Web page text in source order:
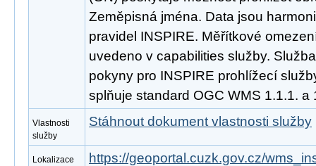
Zeměpisná jména. Data jsou
pravidel INSPIRE. Měřítkové
uvedeno v capabilities služby.
pokyny pro INSPIRE prohlížecí
splňuje standard OGC WMS 1.1.1. a
Vlastnosti
služby
Stáhnout dokument vlastnosti služby
Lokalizace
https://geoportal.cuzk.gov.cz/